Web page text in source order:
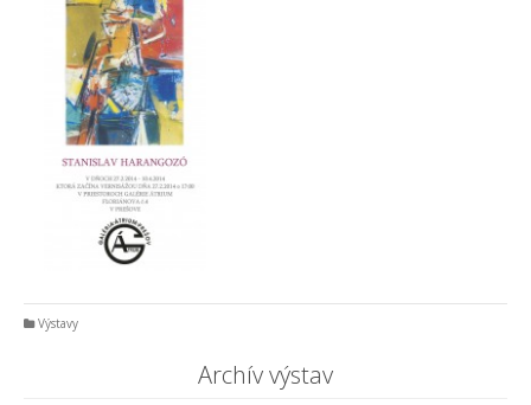
Výstavy
Archív výstav